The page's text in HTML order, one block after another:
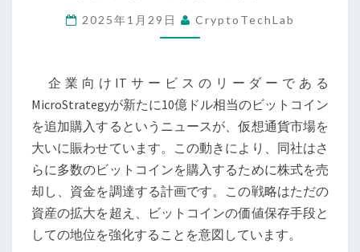
ビ
コ
イ
ン
購
入
と
仮
想
2025年1月29日 CryptoTechLab
企業向けITサービスのリーダーである
MicroStrategyが新たに10億ドル相当のビットコイン
を追加購入するというニュースが、仮想通貨市場を
大いに賑わせています。この動きにより、同社はさ
らに多数のビットコインを購入するために株式を売
却し、資金を調達する計画です。この戦略はただの
資産の拡大を超え、ビットコインの価値保存手段と
しての地位を強化することを意図しています。